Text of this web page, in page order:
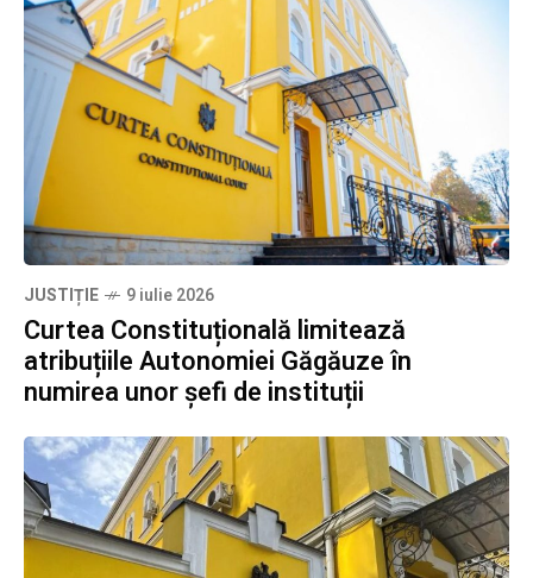
JUSTIȚIE 9 iulie 2026
Curtea Constituțională limitează
atribuțiile Autonomiei Găgăuze în
numirea unor șefi de instituții